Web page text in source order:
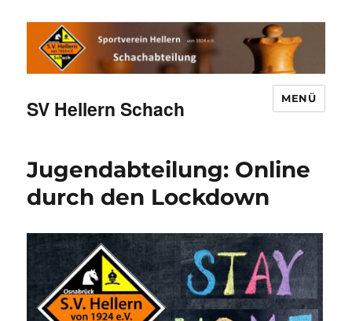
SV Hellern Schach MENÜ
Jugendabteilung: Online
durch den Lockdown